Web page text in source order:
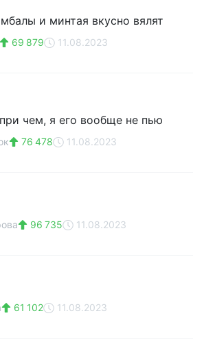
и минтая вкусно вялят
69 879 11.08.2023
чем, я его вообще не пью
76 478 11.08.2023
96 735 11.08.2023
61 102 11.08.2023